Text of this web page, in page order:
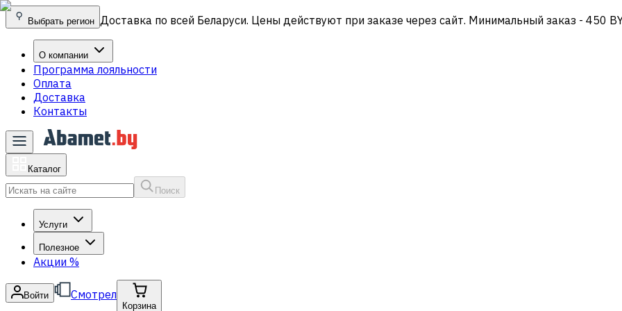
Выбрать регион Доставка по всей Беларуси. Цены действуют при заказе через сайт. Минимальный заказ - 450
О компании
Программа лояльности
Оплата
Доставка
Контакты
Каталог
Поиск
Услуги
Полезное
Акции %
Войти Смотрел
Корзина